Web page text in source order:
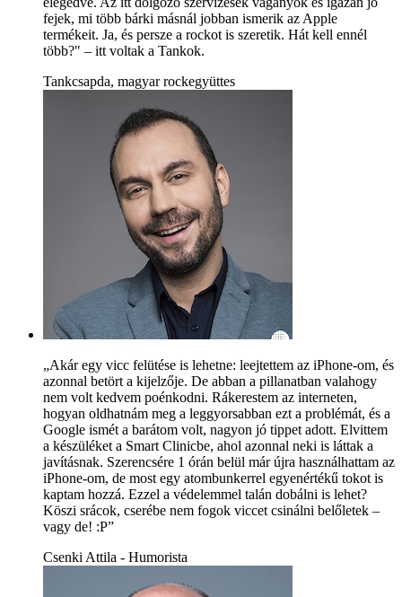
fejek, mi több bárki másnál jobban ismerik az Apple
termékeit. Ja, és persze a rockot is szeretik. Hát kell ennél
több?" – itt voltak a Tankok.
Tankcsapda, magyar rockegyüttes
„Akár egy vicc felütése is lehetne: leejtettem az iPhone-om, és
azonnal betört a kijelzője. De abban a pillanatban valahogy
nem volt kedvem poénkodni. Rákerestem az interneten,
hogyan oldhatnám meg a leggyorsabban ezt a problémát, és a
Google ismét a barátom volt, nagyon jó tippet adott. Elvittem
a készüléket a Smart Clinicbe, ahol azonnal neki is láttak a
javításnak. Szerencsére 1 órán belül már újra használhattam az
iPhone-om, de most egy atombunkerrel egyenértékű tokot is
kaptam hozzá. Ezzel a védelemmel talán dobálni is lehet?
Köszi srácok, cserébe nem fogok viccet csinálni belőletek –
vagy de! :P”
Csenki Attila - Humorista